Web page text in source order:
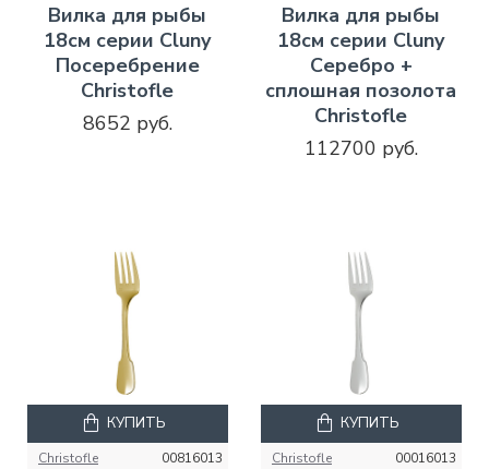
Вилка для рыбы
18см серии Cluny
Посеребрение
Christofle
8652 руб.
Вилка для рыбы
18см серии Cluny
Серебро +
сплошная позолота
Christofle
112700 руб.
Christofle 00816013
КУПИТЬ
Christofle 00016013
КУПИТЬ